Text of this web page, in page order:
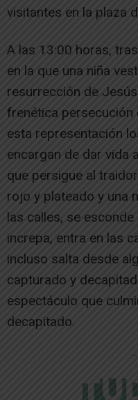
visitantes en la plaza
A las 13:00 horas,
en la que una niña
resurrección de
frenética persecución
esta representación
encargan de dar vida
que persigue al
rojo y plateado y una
las calles, se
increpa, entra en las
incluso salta desde
capturado y
espectáculo que
decapitado.